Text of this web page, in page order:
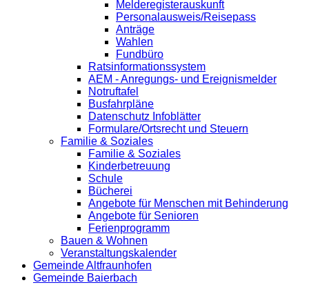
Melderegisterauskunft
Personalausweis/Reisepass
Anträge
Wahlen
Fundbüro
Ratsinformationssystem
AEM - Anregungs- und Ereignismelder
Notruftafel
Busfahrpläne
Datenschutz Infoblätter
Formulare/Ortsrecht und Steuern
Familie & Soziales
Familie & Soziales
Kinderbetreuung
Schule
Bücherei
Angebote für Menschen mit Behinderung
Angebote für Senioren
Ferienprogramm
Bauen & Wohnen
Veranstaltungskalender
Gemeinde Altfraunhofen
Gemeinde Baierbach